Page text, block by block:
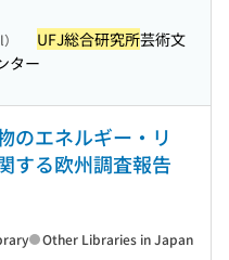
UFJ総合研究所芸術文
ター
のエネルギー・リ
する欧州調査報告
Other Libraries in Japan